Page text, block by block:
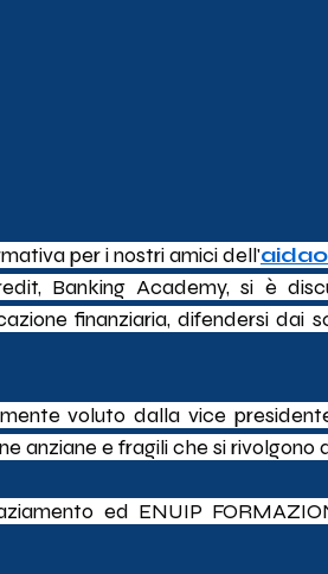
per i nostri amici dell'
Banking Academy, si è
finanziaria, difendersi dai
voluto dalla vice
anziane e fragili che si
ed ENUIP